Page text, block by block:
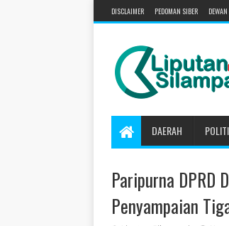
DISCLAIMER PEDOMAN SIBER
DAERAH
Paripurna DPRD
Penyampaian